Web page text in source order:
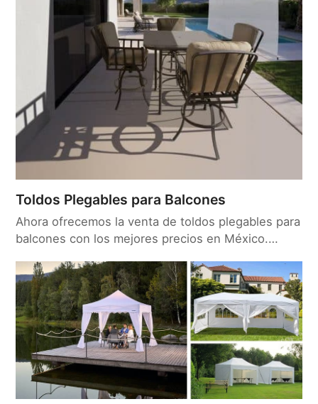
Toldos Plegables para Balcones
Ahora ofrecemos la venta de toldos plegables para
balcones con los mejores precios en México.…